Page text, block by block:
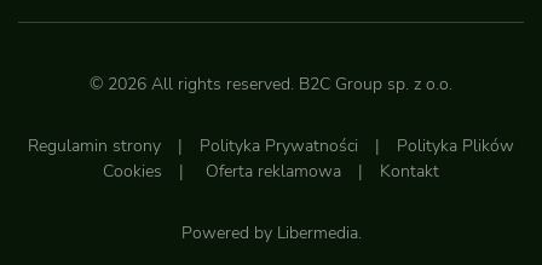
© 2026 All rights reserved. B2C Group sp. z o.o.
Regulamin strony | Polityka Prywatności | Polityka Plików
Cookies | Oferta reklamowa | Kontakt
Powered by Libermedia.